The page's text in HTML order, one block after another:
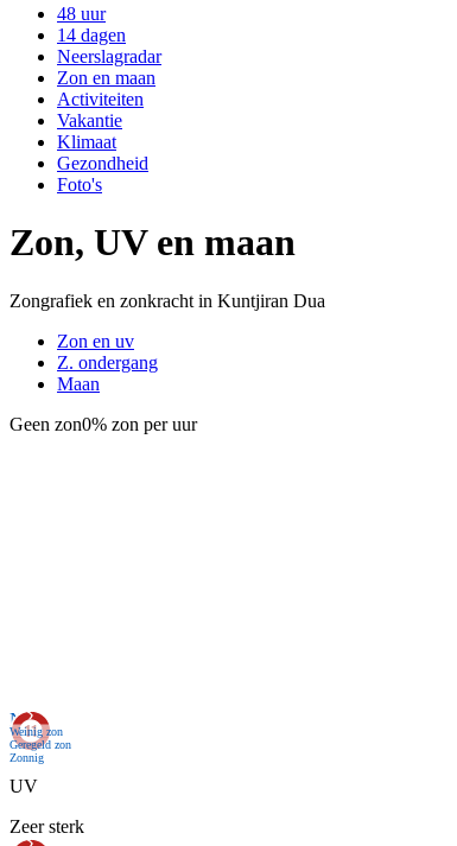
48 uur
14 dagen
Neerslagradar
Zon en maan
Activiteiten
Vakantie
Klimaat
Gezondheid
Foto's
Zon, UV en maan
Zongrafiek en zonkracht in Kuntjiran Dua
Zon en uv
Z. ondergang
Maan
Geen zon0% zon per uur
Nu
Weinig zon
Geregeld zon
Zonnig
UV
Zeer sterk